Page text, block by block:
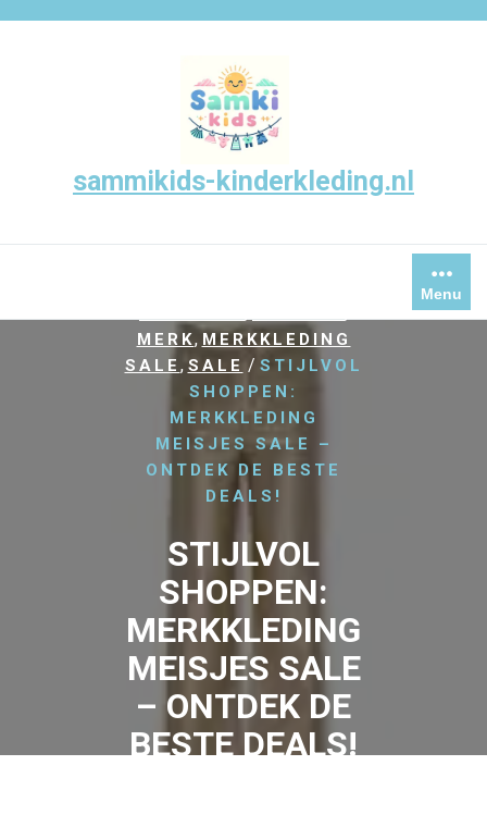
sammikids-kinderkleding.nl
Menu
MERK, MERKKLEDING
SALE , SALE / STIJLVOL
SHOPPEN:
MERKKLEDING
MEISJES SALE –
ONTDEK DE BESTE
DEALS!
STIJLVOL
SHOPPEN:
MERKKLEDING
MEISJES SALE
– ONTDEK DE
BESTE DEALS!